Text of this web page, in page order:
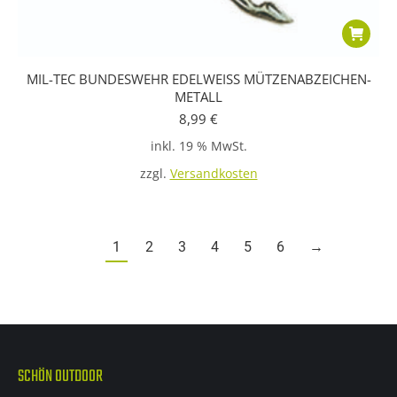
MIL-TEC BUNDESWEHR EDELWEISS MÜTZENABZEICHEN-
METALL
8,99 €
inkl. 19 % MwSt.
zzgl. Versandkosten
1 2 3 4 5 6 →
SCHÖN OUTDOOR